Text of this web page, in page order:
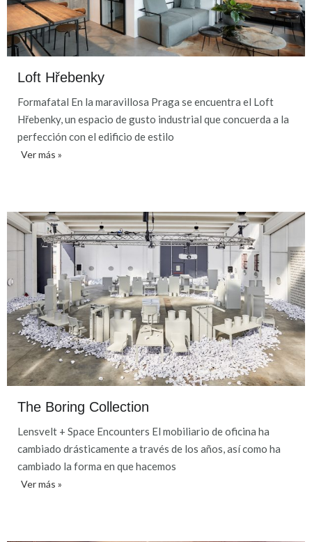
Loft Hřebenky
Formafatal En la maravillosa Praga se encuentra el Loft
Hřebenky, un espacio de gusto industrial que concuerda a la
perfección con el edificio de estilo
Ver más »
The Boring Collection
Lensvelt + Space Encounters El mobiliario de oficina ha
cambiado drásticamente a través de los años, así como ha
cambiado la forma en que hacemos
Ver más »